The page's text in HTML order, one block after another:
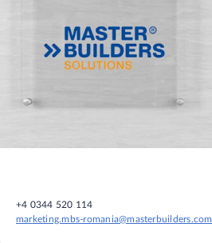
+4 0344 520 114
marketing.mbs-romania@masterbuilders.com